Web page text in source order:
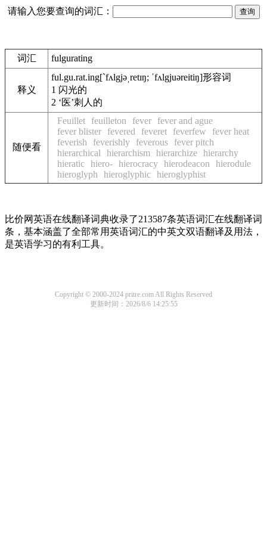
请输入您要查询的词汇：
词汇 fulgurating
释义
ful.gu.rat.ing[`fʌlgjəˌretɪŋ; ˈfʌlgjuəreitiŋ]形容词
1 闪光的
2 ‘医’刺人的
随便看
Feuillet feuilleton fever
fever and ague
fever blister
fevered feveret feverfew
fever heat
feverish
feverishly feverous
fever pitch
hierarchical
hierarchism hierarchize hierarchy
hieratic hiero- hierocracy hierodeacon
hierodule
hieroglyph
hieroglyphic hieroglyphist
比价网英语在线翻译词典收录了213587条英语词汇在线翻译词
条，基本涵盖了全部常用英语词汇的中英文双语翻译及用法，
是英语学习的有利工具。
Copyright © 2000-2024 pritre.com All Rights Reserved
更新时间：2026/8/6 14:25:55